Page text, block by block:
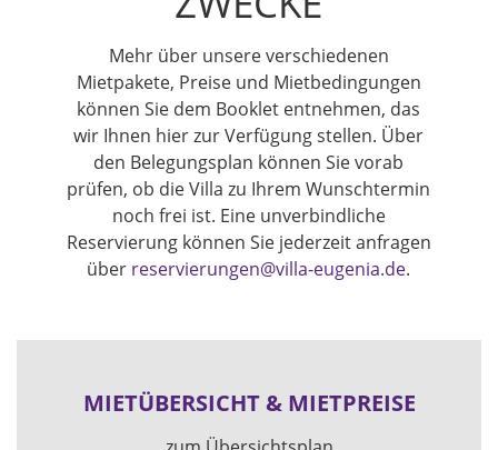
Mehr über unsere verschiedenen
Mietpakete, Preise und Mietbedingungen
können Sie dem Booklet entnehmen, das
wir Ihnen hier zur Verfügung stellen. Über
den Belegungsplan können Sie vorab
prüfen, ob die Villa zu Ihrem Wunschtermin
noch frei ist. Eine unverbindliche
Reservierung können Sie jederzeit anfragen
über reservierungen@villa-eugenia.de.
MIETÜBERSICHT & MIETPREISE